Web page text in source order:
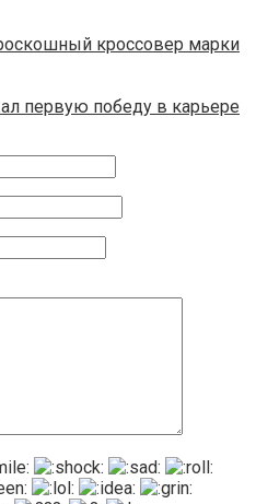
кроссовер марки
первую победу в карьере